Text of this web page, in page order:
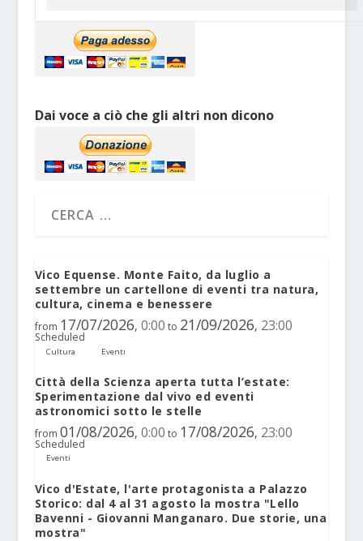
Dai voce a ciò che gli altri non dicono
Vico Equense. Monte Faito, da luglio a
settembre un cartellone di eventi tra natura,
cultura, cinema e benessere
from 17/07/2026, 0:00 to 21/09/2026, 23:00
Scheduled
Cultura Eventi
Città della Scienza aperta tutta l’estate:
Sperimentazione dal vivo ed eventi
astronomici sotto le stelle
from 01/08/2026, 0:00 to 17/08/2026, 23:00
Scheduled
Eventi
Vico d'Estate, l'arte protagonista a Palazzo
Storico: dal 4 al 31 agosto la mostra "Lello
Bavenni - Giovanni Manganaro. Due storie, una
mostra"